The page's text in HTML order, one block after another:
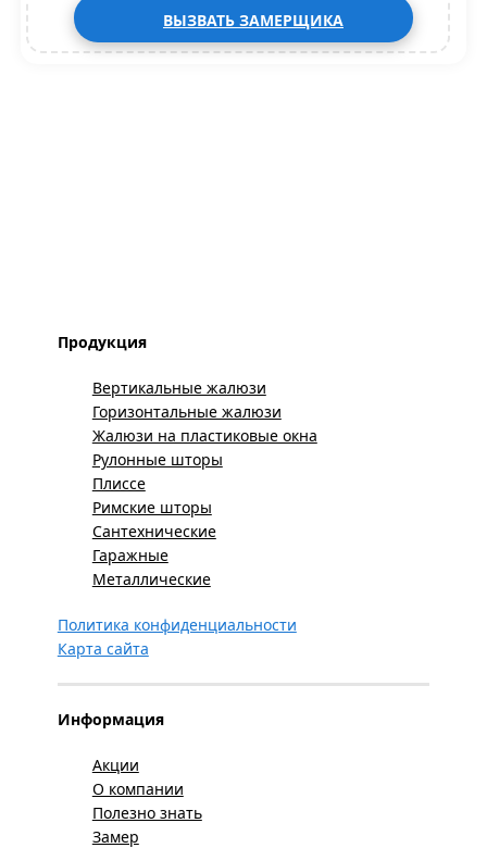
ВЫЗВАТЬ ЗАМЕРЩИКА
Продукция
Вертикальные жалюзи
Горизонтальные жалюзи
Жалюзи на пластиковые окна
Рулонные шторы
Плиссе
Римские шторы
Сантехнические
Гаражные
Металлические
Политика конфиденциальности
Карта сайта
Информация
Акции
О компании
Полезно знать
Замер